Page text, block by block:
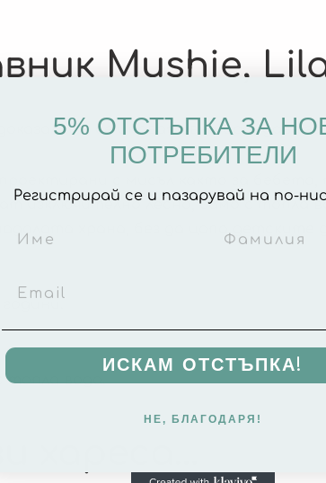
Mushie,
се иновативни брандове
с мисъл както за
изключително лесно, само с топла
храна, без да цапа детските
топла вода.
хареса…
5% ОТСТЪПКА ЗА
ПОТРЕБИТЕЛИ
Регистрирай се и пазарувай на по-
ИСКАМ ОТСТЪПКА!
НЕ, БЛАГОДАРЯ!